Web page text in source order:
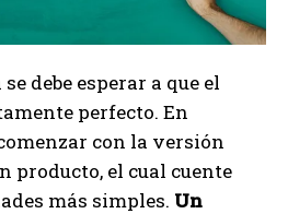
debe esperar a que el
perfecto. En
con la versión
producto, el cual cuente
más simples. Un